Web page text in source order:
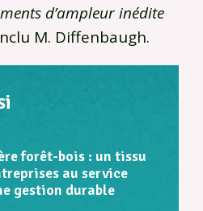
d’ampleur inédite
M. Diffenbaugh.
forêt-bois : un tissu
au service
gestion durable